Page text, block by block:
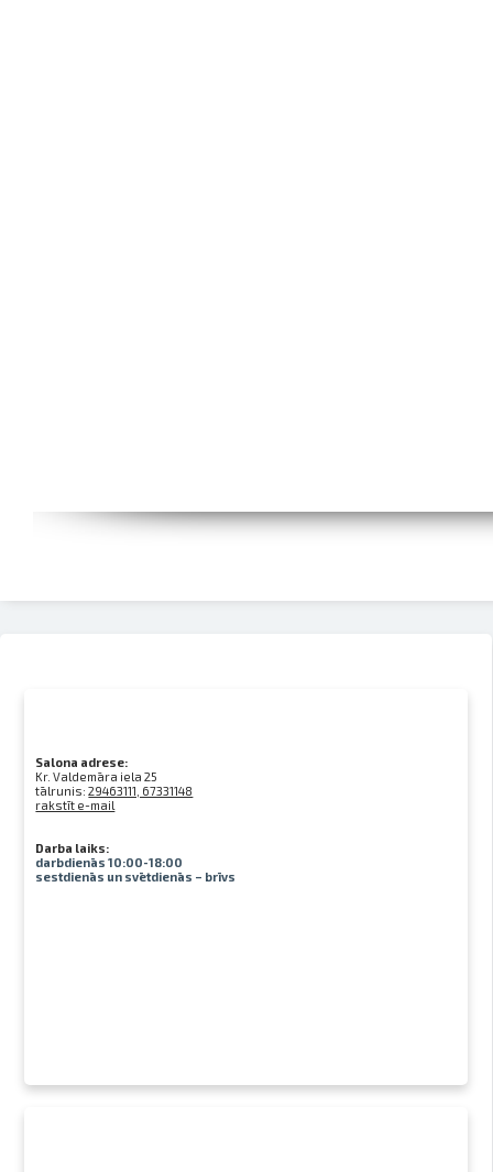
Salona adrese:
Kr. Valdemāra iela 25
tālrunis:29463111, 67331148
rakstīt e-mail
Darba laiks:
darbdienās 10:00-18:00
sestdienās un svētdienās – brīvs